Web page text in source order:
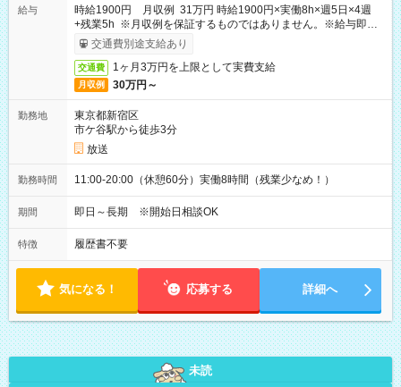
給与
時給1900円 月収例 31万円 時給1900円×実働8h×週5日×4週
+残業5h ※月収例を保証するものではありません。※給与即受
取りサービス利用可（利用条件有）
交通費別途支給あり
交通費 1ヶ月3万円を上限として実費支給
月収例 30万円～
勤務地
東京都新宿区
市ケ谷駅から徒歩3分
放送
勤務時間 11:00-20:00（休憩60分）実働8時間（残業少なめ！）
期間 即日～長期 ※開始日相談OK
特徴 履歴書不要
気になる！ 応募する 詳細へ
未読